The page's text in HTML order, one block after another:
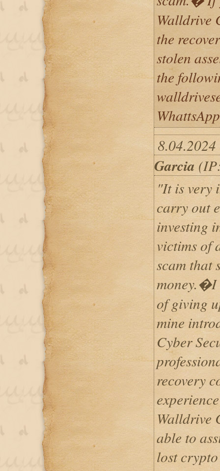
Walldrive
the
stolen
the
Garcia
"It is very
carry out
investing
victims of
scam that
money.�I
of giving
mine
Cyber
recovery
Walldrive
able to
lost